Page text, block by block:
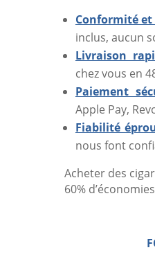
Conformité
inclus, aucun
Livraison
chez vous en
Paiement
Apple Pay,
Fiabilité
nous font
Acheter des
60%